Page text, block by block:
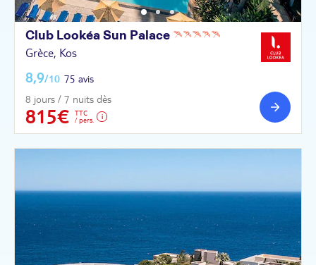
Club Lookéa Sun Palace
Grèce, Kos
8,9/10 75 avis
8 jours / 7 nuits dès
815€
TTC
/ pers.